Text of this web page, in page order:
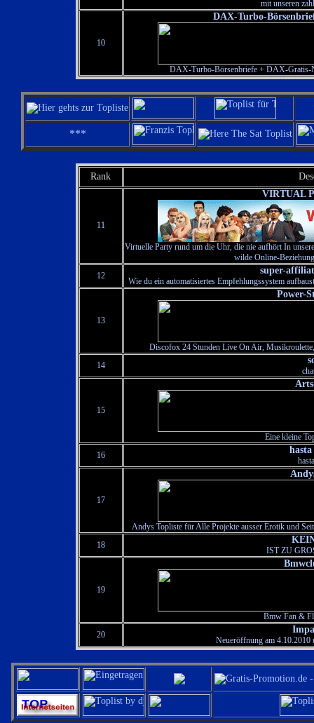
mit unseren
10
DAX-Turbo-
DAX-Turbo-Börsenbriefe + DAX-Gratis-
***
Rank
11
VIRTUAL
Virtuelle Party rund um die Uhr, die nie aufhört In
wilde Online-
12
super-
Wie du ein automatisiertes Empfehlungssystem
13
Power-
Discofox 24 Stunden Live On Air,
14
15
Eine kleine
16
17
Andys Topliste für Alle Projekte ausser Erotik und
18
IST ZU
19
Bmw Fan &
20
Neueröffnung am